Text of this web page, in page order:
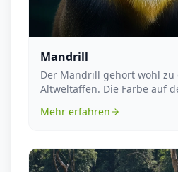
Mandrill
Der Mandrill gehört wohl zu
Altweltaffen. Die Farbe auf
Mehr erfahren